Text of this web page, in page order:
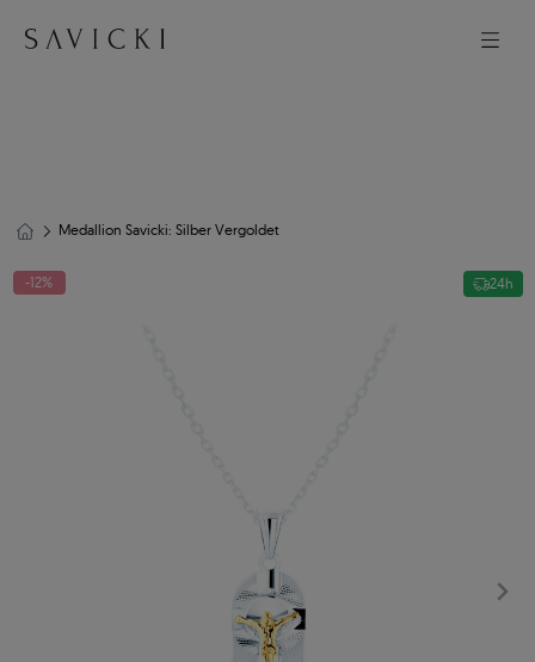
Medallion Savicki: Silber Vergoldet
-12% 24h